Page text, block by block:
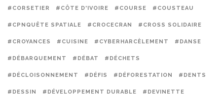
#CORSETIER #CÔTE D'IVOIRE #COURSE #COUSTEAU
#CPNQUÊTE SPATIALE #CROCECRAN #CROSS SOLIDAIRE
#CROYANCES #CUISINE #CYBERHARCÈLEMENT #DANSE
#DÉBARQUEMENT #DÉBAT #DÉCHETS
#DÉCLOISONNEMENT #DÉFIS #DÉFORESTATION #DENTS
#DESSIN #DÉVELOPPEMENT DURABLE #DEVINETTE